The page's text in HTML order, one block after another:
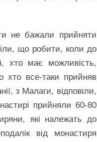
не бажали прийняти
що робити, коли до
хто має можливість,
хто все-таки прийняв
з Малаги, відповіли,
прийняли 60-80
які належать до
від монастиря